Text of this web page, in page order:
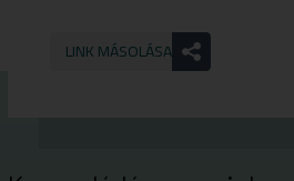
LINK MÁSOLÁSA